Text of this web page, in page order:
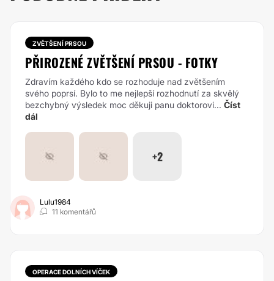
ZVĚTŠENÍ PRSOU
PŘIROZENÉ ZVĚTŠENÍ PRSOU - FOTKY
Zdravím každého kdo se rozhoduje nad zvětšením
svého poprsí. Bylo to me nejlepší rozhodnutí za skvělý
bezchybný výsledek moc děkuji panu doktorovi... Číst
dál
+2
Lulu1984
11 komentářů
OPERACE DOLNÍCH VÍČEK